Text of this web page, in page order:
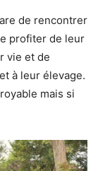
de rencontrer
profiter de leur
vie et de
à leur élevage.
mais si